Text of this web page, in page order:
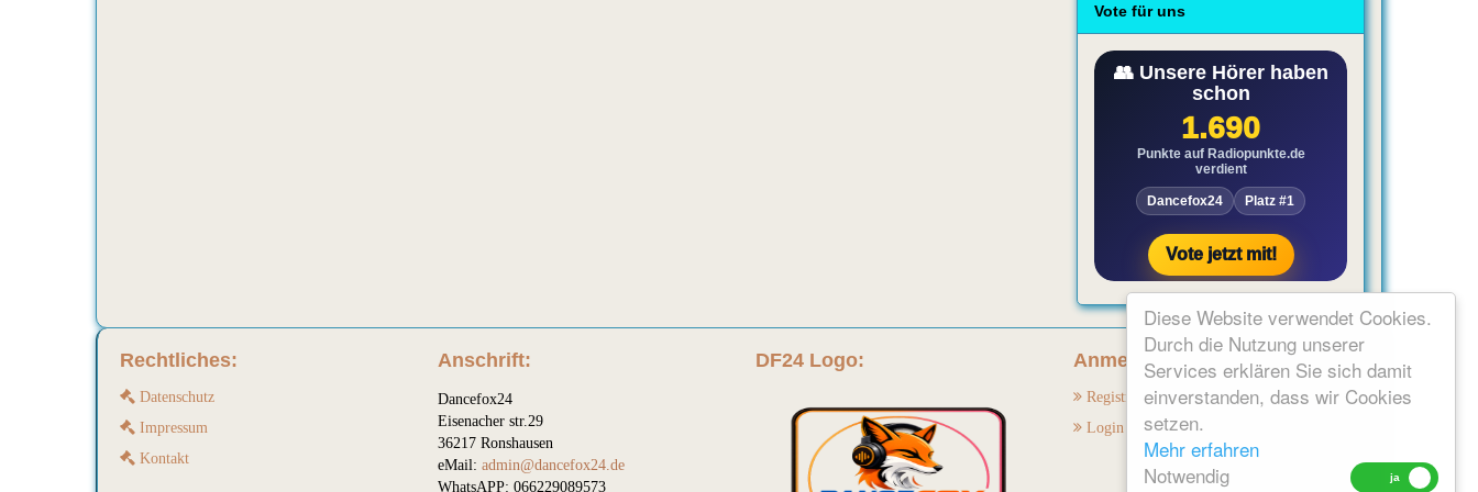
Diese Website verwendet Cookies.
Durch die Nutzung unserer
Services erklären Sie sich damit
einverstanden, dass wir Cookies
setzen.
Mehr erfahren
Notwendig
Vote für uns
Rechtliches:
Datenschutz
Impressum
Kontakt
Anschrift:
Dancefox24
Eisenacher str.29
36217 Ronshausen
eMail: admin@dancefox24.de
WhatsAPP: 066229089573
DF24 Logo: Anmelden:
Registrieren
Login